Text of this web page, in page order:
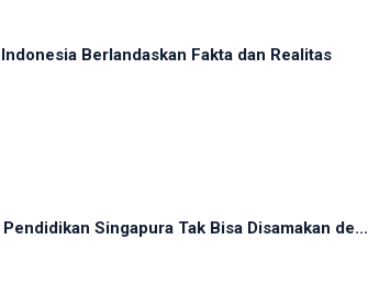
Berlandaskan Fakta dan Realitas
Singapura Tak Bisa Disamakan de...